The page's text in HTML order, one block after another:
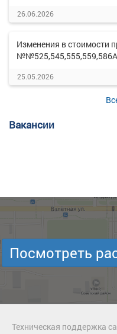
26.06.2026
Изменения в стоимости
25.05.2026
Вакансии
Посмотреть
Техническая поддержка